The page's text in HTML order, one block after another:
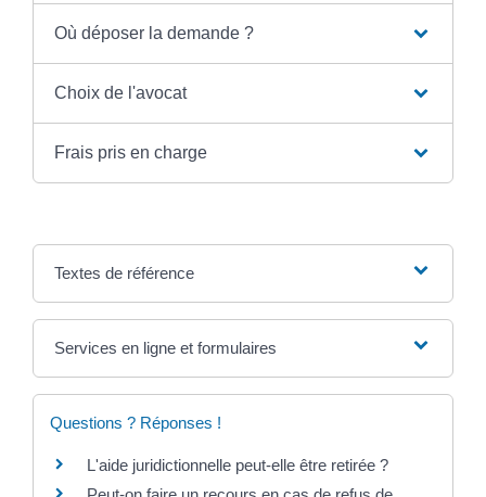
Où déposer la demande ?
Choix de l'avocat
Frais pris en charge
Textes de référence
Services en ligne et formulaires
Questions ? Réponses !
L'aide juridictionnelle peut-elle être retirée ?